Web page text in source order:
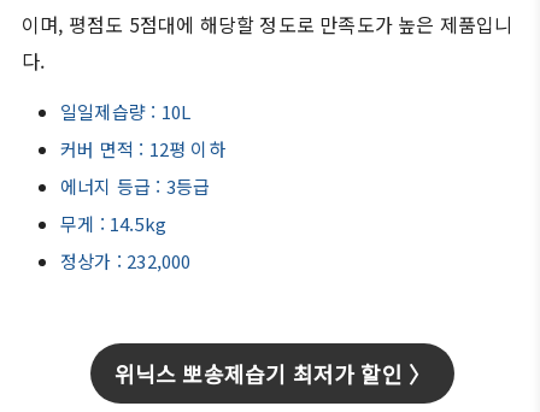
이며, 평점도 5점대에 해당할 정도로 만족도가 높은 제품입니
다.
일일제습량 : 10L
커버 면적 : 12평 이하
에너지 등급 : 3등급
무게 : 14.5kg
정상가 : 232,000
위닉스 뽀송제습기 최저가 할인 〉